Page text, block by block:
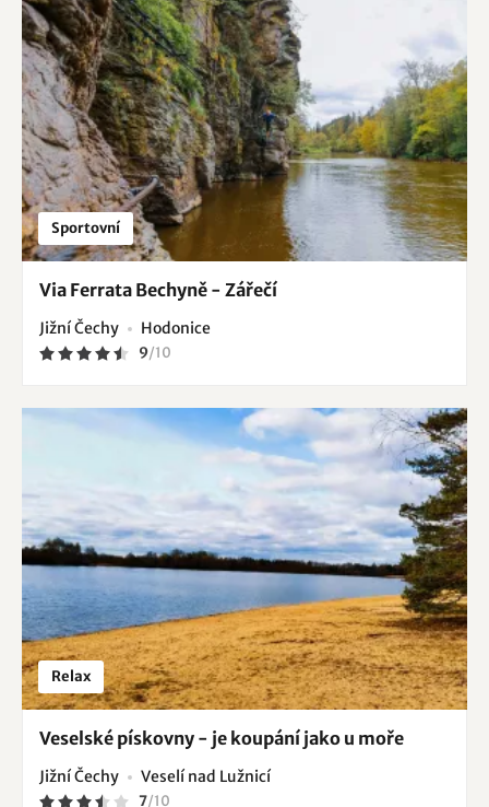
Sportovní
Via Ferrata Bechyně - Zářečí
Jižní Čechy Hodonice
9/10
Relax
Veselské pískovny - je koupání jako u moře
Jižní Čechy Veselí nad Lužnicí
7/10